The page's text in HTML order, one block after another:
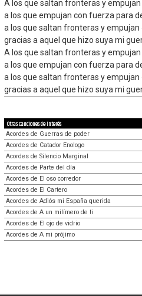
A los que saltan fronteras y
a los que empujan con fuerza para
a los que saltan fronteras y empujan
gracias a aquel que hizo suya mi
A los que saltan fronteras y
a los que empujan con fuerza para
a los que saltan fronteras y empujan
gracias a aquel que hizo suya mi
Otras canciones de interés
Acordes de Guerras de poder
Acordes de Catador Enologo
Acordes de Silencio Marginal
Acordes de Parte del día
Acordes de El oso corredor
Acordes de El Cartero
Acordes de Adiós mi España querida
Acordes de A un milímero de ti
Acordes de El ojo de vidrio
Acordes de A mi prójimo